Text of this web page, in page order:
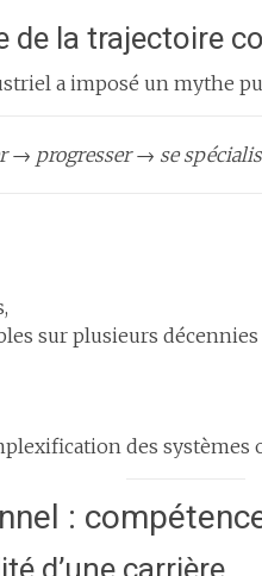
de la trajectoire
a imposé un mythe
→ progresser → se
sur plusieurs
des
:
d’une carrière